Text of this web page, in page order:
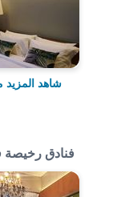
شاهد المزيد
فنادق رخيصة